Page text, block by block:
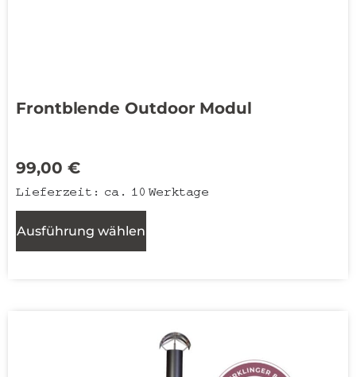
Frontblende Outdoor Modul
99,00 €
Lieferzeit: ca. 10 Werktage
Ausführung wählen